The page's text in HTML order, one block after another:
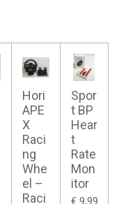
Hori
APE
X
Raci
ng
Whe
el –
Raci
Spor
t BP
Hear
t
Rate
Mon
itor
€ 9,99